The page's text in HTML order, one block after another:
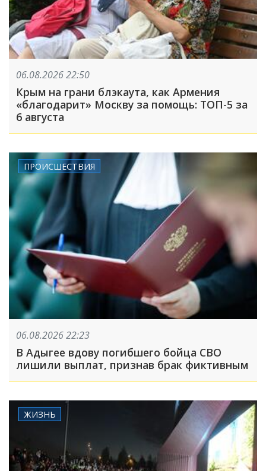
06.08.2026 22:50
Крым на грани блэкаута, как Армения
«благодарит» Москву за помощь: ТОП-5 за
6 августа
ПРОИСШЕСТВИЯ
06.08.2026 22:23
В Адыгее вдову погибшего бойца СВО
лишили выплат, признав брак фиктивным
ЖИЗНЬ